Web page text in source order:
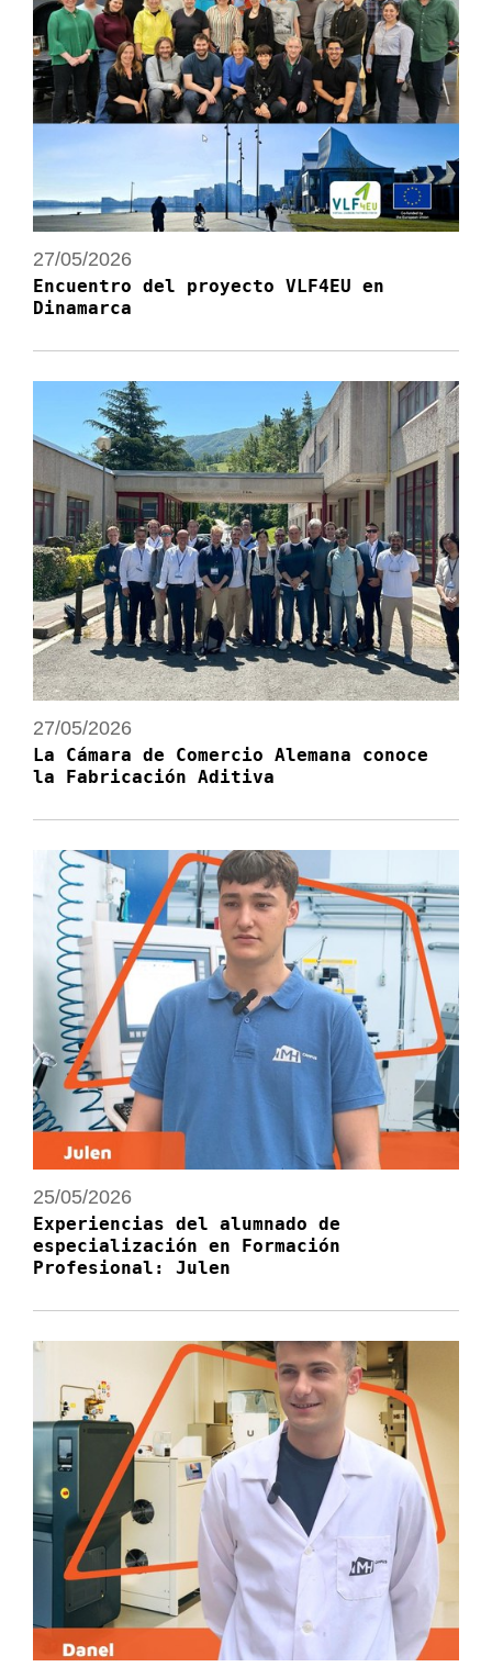
27/05/2026
Encuentro del proyecto VLF4EU en
Dinamarca
27/05/2026
La Cámara de Comercio Alemana conoce
la Fabricación Aditiva
25/05/2026
Experiencias del alumnado de
especialización en Formación
Profesional: Julen